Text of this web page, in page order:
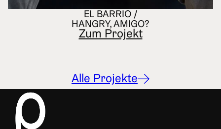
EL BARRIO /
HANGRY, AMIGO?
Zum Projekt
Alle Projekte